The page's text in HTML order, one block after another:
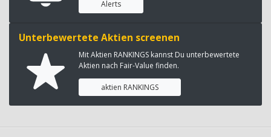
Alerts
Unterbewertete Aktien screenen
Mit Aktien RANKINGS kannst Du unterbewertete
Aktien nach Fair-Value finden.
aktien RANKINGS